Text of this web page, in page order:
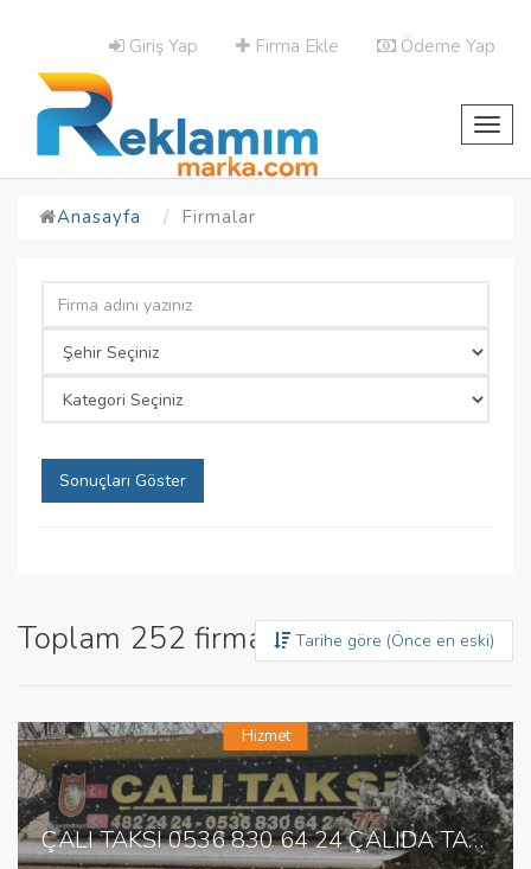
Giriş Yap Firma Ekle Ödeme Yap
Anasayfa Firmalar
Sonuçları Göster
Toplam 252 firma bulunduTarihe göre (Önce en eski)
ÇALI TAKSİ 0536 830 64 24 ÇALIDA TAKSİ
Hizmet